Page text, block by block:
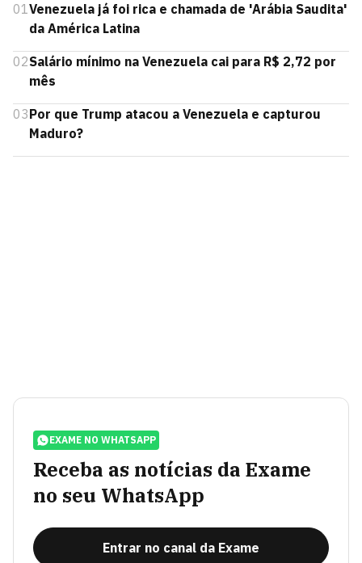
01Venezuela já foi rica e chamada de 'Arábia Saudita'
da América Latina
02Salário mínimo na Venezuela cai para R$ 2,72 por
mês
03Por que Trump atacou a Venezuela e capturou
Maduro?
EXAME NO WHATSAPP
Receba as notícias da Exame
no seu WhatsApp
Entrar no canal da Exame